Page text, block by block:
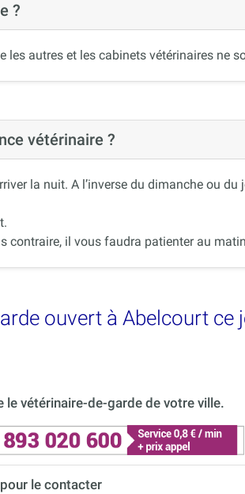
?
autres et les cabinets vétérinaires ne
vétérinaire ?
la nuit. A l’inverse du dimanche ou
contraire, il vous faudra patienter au
ouvert à Abelcourt ce
vétérinaire-de-garde de votre ville.
le contacter